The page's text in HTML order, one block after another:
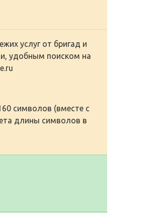
услуг от бригад и
удобным поиском на
символов (вместе с
длины символов в